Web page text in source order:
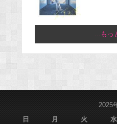
...もっ
2025
日
月 火 水